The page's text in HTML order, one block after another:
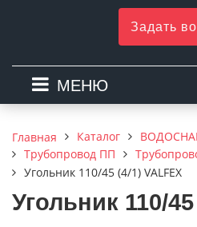
Задать
МЕНЮ
Главная Каталог
Трубопровод ПП
Угольник 110/45 (4/1) VALFEX
Угольник 110/